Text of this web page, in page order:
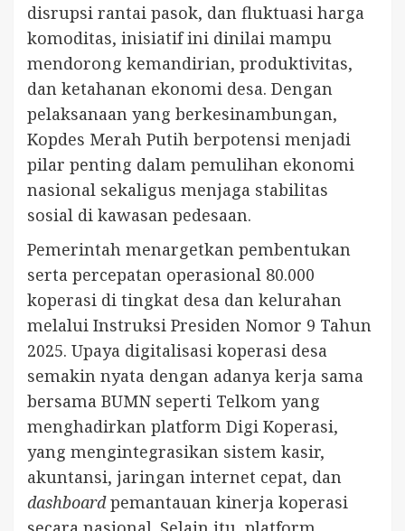
disrupsi rantai pasok, dan fluktuasi harga
komoditas, inisiatif ini dinilai mampu
mendorong kemandirian, produktivitas,
dan ketahanan ekonomi desa. Dengan
pelaksanaan yang berkesinambungan,
Kopdes Merah Putih berpotensi menjadi
pilar penting dalam pemulihan ekonomi
nasional sekaligus menjaga stabilitas
sosial di kawasan pedesaan.
Pemerintah menargetkan pembentukan
serta percepatan operasional 80.000
koperasi di tingkat desa dan kelurahan
melalui Instruksi Presiden Nomor 9 Tahun
2025. Upaya digitalisasi koperasi desa
semakin nyata dengan adanya kerja sama
bersama BUMN seperti Telkom yang
menghadirkan platform Digi Koperasi,
yang mengintegrasikan sistem kasir,
akuntansi, jaringan internet cepat, dan
dashboardpemantauan kinerja koperasi